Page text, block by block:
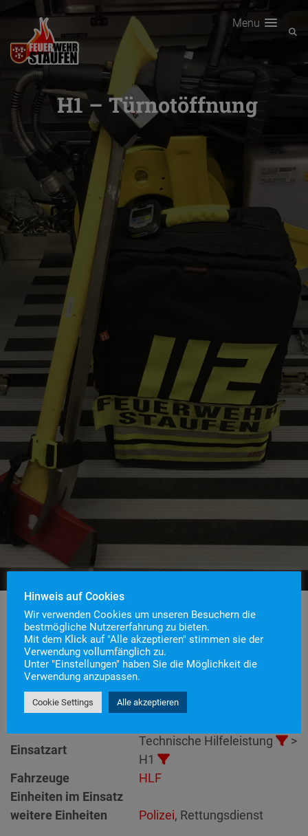
Menu
H1 – Türnotöffnung
Einsatznummer
117
Einsatzstichwort
H1 – Türnotöffnung
Einsatzort
Alarmierungszeitpunkt16. Oktober 2023 15:37
Einsatzart
Technische Hilfeleistung
>
H1
Fahrzeuge
HLF
Einheiten im Einsatz
weitere Einheiten
Polizei, Rettungsdienst
Hinweis auf Cookies
Wir verwenden Cookies um unseren Besuchern die
bestmögliche Nutzererfahrung zu bieten.
Mit dem Klick auf "Alle akzeptieren" stimmen sie der
Verwendung vollumfänglich zu.
Unter "Einstellungen" haben Sie die Möglichkeit die
Verwendung anzupassen.
Cookie Settings Alle akzeptieren